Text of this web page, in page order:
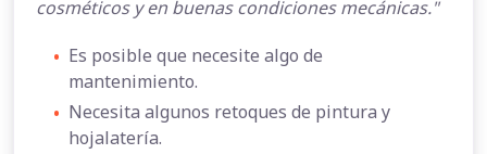
cosméticos y en buenas condiciones mecánicas."
• Es posible que necesite algo de
mantenimiento.
• Necesita algunos retoques de pintura y
hojalatería.